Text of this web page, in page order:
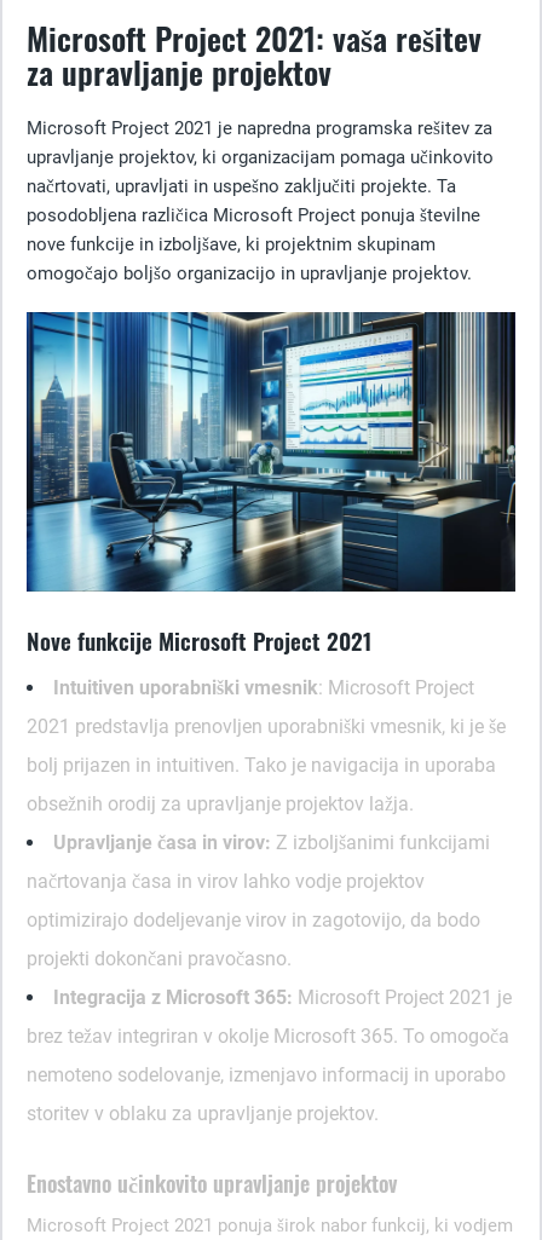
Microsoft Project 2021: vaša rešitev
za upravljanje projektov
Microsoft Project 2021 je napredna programska rešitev za
upravljanje projektov, ki organizacijam pomaga učinkovito
načrtovati, upravljati in uspešno zaključiti projekte. Ta
posodobljena različica Microsoft Project ponuja številne
nove funkcije in izboljšave, ki projektnim skupinam
omogočajo boljšo organizacijo in upravljanje projektov.
Nove funkcije Microsoft Project 2021
Intuitiven uporabniški vmesnik: Microsoft Project
2021 predstavlja prenovljen uporabniški vmesnik, ki je še
bolj prijazen in intuitiven. Tako je navigacija in uporaba
obsežnih orodij za upravljanje projektov lažja.
Upravljanje časa in virov: Z izboljšanimi funkcijami
načrtovanja časa in virov lahko vodje projektov
optimizirajo dodeljevanje virov in zagotovijo, da bodo
projekti dokončani pravočasno.
Integracija z Microsoft 365: Microsoft Project 2021 je
brez težav integriran v okolje Microsoft 365. To omogoča
nemoteno sodelovanje, izmenjavo informacij in uporabo
storitev v oblaku za upravljanje projektov.
Enostavno učinkovito upravljanje projektov
Microsoft Project 2021 ponuja širok nabor funkcij, ki vodjem